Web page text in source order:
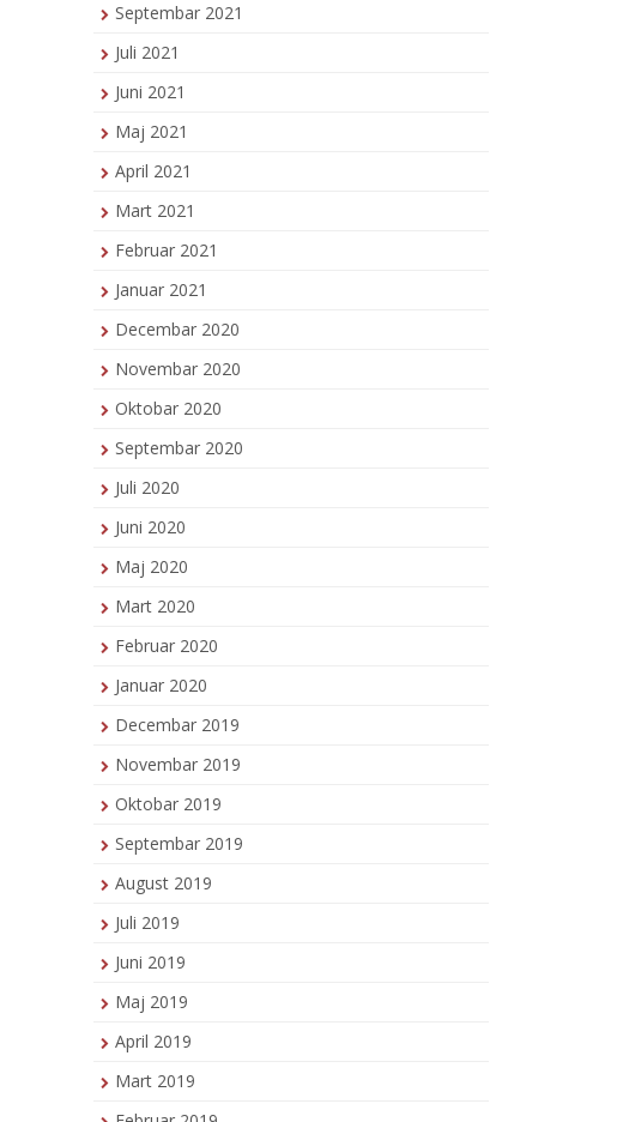
Septembar 2021
Juli 2021
Juni 2021
Maj 2021
April 2021
Mart 2021
Februar 2021
Januar 2021
Decembar 2020
Novembar 2020
Oktobar 2020
Septembar 2020
Juli 2020
Juni 2020
Maj 2020
Mart 2020
Februar 2020
Januar 2020
Decembar 2019
Novembar 2019
Oktobar 2019
Septembar 2019
August 2019
Juli 2019
Juni 2019
Maj 2019
April 2019
Mart 2019